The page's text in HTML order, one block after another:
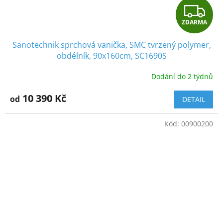
Z
D
A
R
M
A
ZDARMA
Sanotechnik sprchová vanička, SMC tvrzený polymer,
obdélník, 90x160cm, SC1690S
Dodání do 2 týdnů
od 10 390 Kč DETAIL
Kód: 00900200